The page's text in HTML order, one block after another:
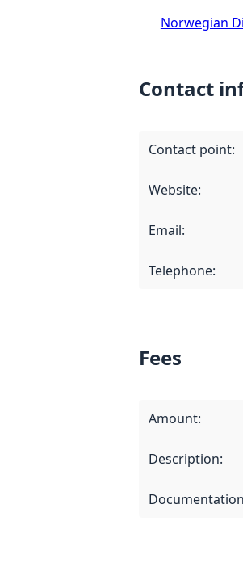
Norwegian
Contact
Contact point:
Website:
Email:
Telephone:
Fees
Amount:
Description:
Documentation